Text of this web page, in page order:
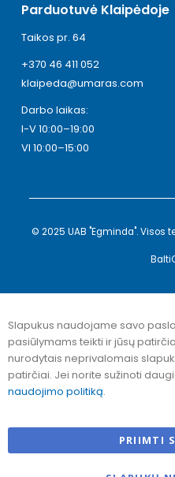
Parduotuvė Klaipėdoje
Taikos pr. 64
+370 46 411 052
klaipeda@umaras.com
Darbo laikas:
I-V 10:00–19:00
VI 10:00–15:00
© 2025 UAB "Egminda". Visos
Slapukus naudojame savo
pasiūlymams teikti ir jūsų
nurodytais neprivalomais
patirčiai. Jei norite sužinoti
naudojimo politiką.
PRIIMTI